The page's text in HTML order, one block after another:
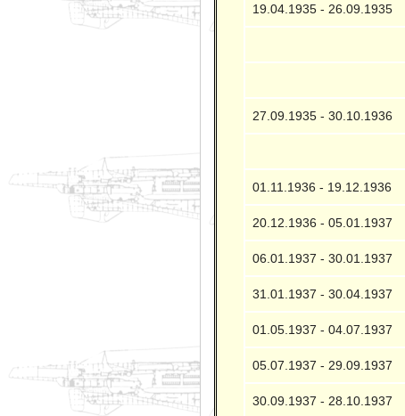
19.04.1935 - 26.09.1935
27.09.1935 - 30.10.1936
01.11.1936 - 19.12.1936
20.12.1936 - 05.01.1937
06.01.1937 - 30.01.1937
31.01.1937 - 30.04.1937
01.05.1937 - 04.07.1937
05.07.1937 - 29.09.1937
30.09.1937 - 28.10.1937